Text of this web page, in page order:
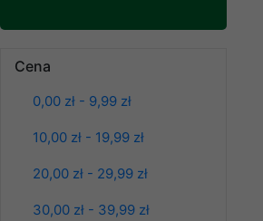
Cena
0,00 zł - 9,99 zł
10,00 zł - 19,99 zł
20,00 zł - 29,99 zł
30,00 zł - 39,99 zł
61.00 zł